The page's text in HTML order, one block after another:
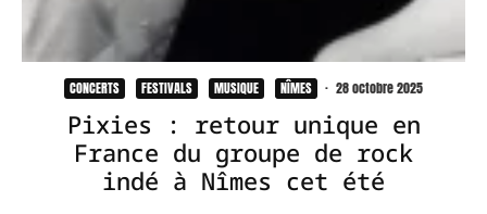
CONCERTS FESTIVALS MUSIQUE NÎMES · 28 octobre 2025
Pixies : retour unique en
France du groupe de rock
indé à Nîmes cet été